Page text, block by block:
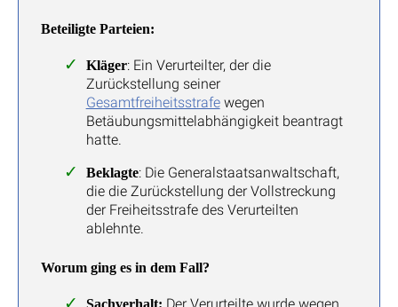
Beteiligte Parteien:
Kläger: Ein Verurteilter, der die
Zurückstellung seiner
Gesamtfreiheitsstrafewegen
Betäubungsmittelabhängigkeit beantragt
hatte.
Beklagte: Die Generalstaatsanwaltschaft,
die die Zurückstellung der Vollstreckung
der Freiheitsstrafe des Verurteilten
ablehnte.
Worum ging es in dem Fall?